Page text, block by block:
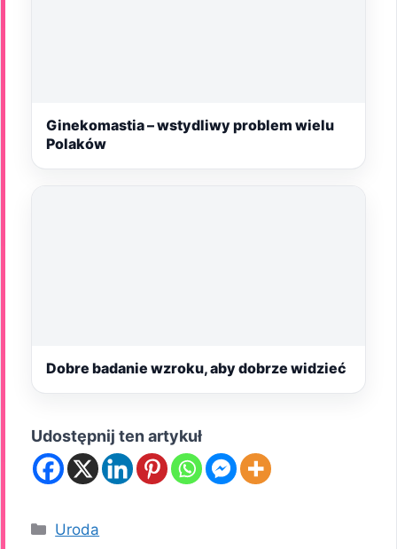
Ginekomastia – wstydliwy problem wielu
Polaków
Dobre badanie wzroku, aby dobrze widzieć
Udostępnij ten artykuł
Kategorie
Uroda